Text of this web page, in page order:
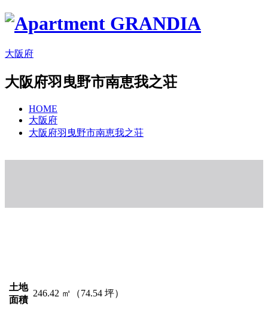
大阪府
大阪府羽曳野市南恵我之荘
HOME
大阪府
大阪府羽曳野市南恵我之荘
土地
面積
246.42 ㎡（74.54 坪）